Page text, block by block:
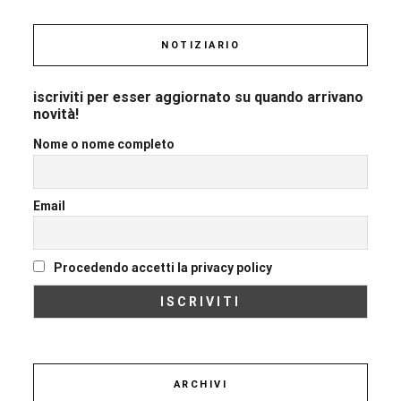
NOTIZIARIO
iscriviti per esser aggiornato su quando arrivano
novità!
Nome o nome completo
Email
Procedendo accetti la privacy policy
ARCHIVI